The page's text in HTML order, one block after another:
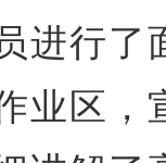
进行了
业区，